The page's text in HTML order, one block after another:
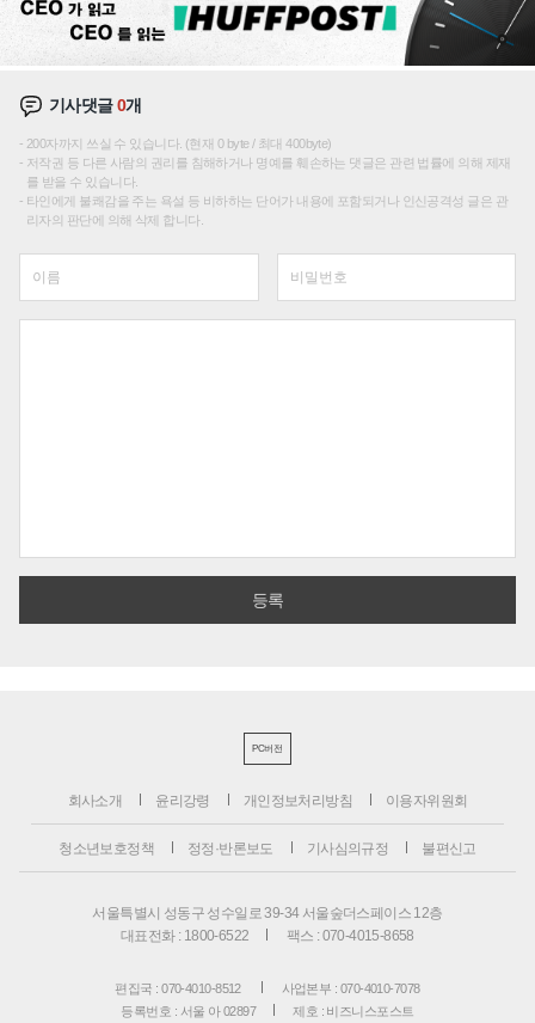
기사댓글0개
200자까지 쓰실 수 있습니다. (현재 0 byte / 최대 400byte)
저작권 등 다른 사람의 권리를 침해하거나 명예를 훼손하는 댓글은 관련 법률에 의해 제재
를 받을 수 있습니다.
타인에게 불쾌감을 주는 욕설 등 비하하는 단어가 내용에 포함되거나 인신공격성 글은 관
리자의 판단에 의해 삭제 합니다.
PC버전
회사소개 윤리강령 개인정보처리방침 이용자위원회
청소년보호정책 정정·반론보도 기사심의규정 불편신고
서울특별시 성동구 성수일로 39-34 서울숲더스페이스 12층
대표전화 : 1800-6522
팩스 : 070-4015-8658
편집국 : 070-4010-8512
사업본부 : 070-4010-7078
등록번호 : 서울 아 02897
제호 : 비즈니스포스트